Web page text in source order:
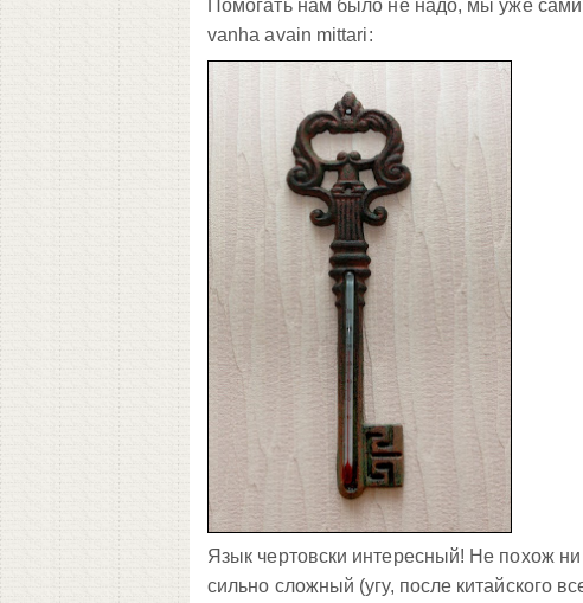
Помогать нам было не надо, мы уже сами
vanha avain mittari:
Язык чертовски интересный! Не похож
сильно сложный (угу, после китайского